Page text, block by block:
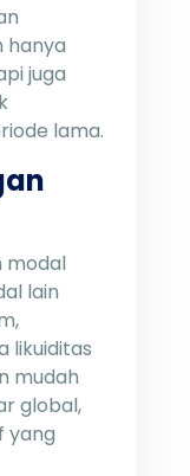
hanya
juga
lama.
modal
lain
likuiditas
mudah
global,
yang